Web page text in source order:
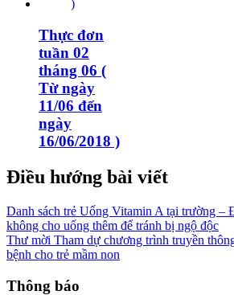
Thực đơn
tuần 02
tháng 06 (
Từ ngày
11/06 đến
ngày
16/06/2018 )
Điều hướng bài viết
Danh sách trẻ Uống Vitamin A tại trường –
không cho uống thêm để tránh bị ngộ độc
Thư mời Tham dự chương trình truyền
bệnh cho trẻ mầm non
Thông báo